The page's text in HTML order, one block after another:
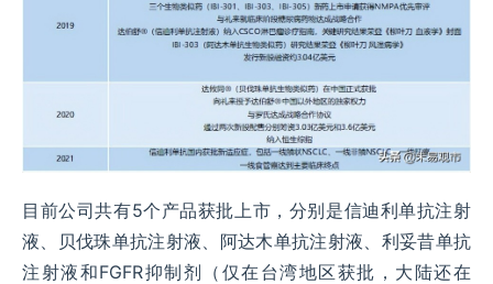
目前公司共有5个产品获批上市，分别是信迪利单抗注射
液、贝伐珠单抗注射液、阿达木单抗注射液、利妥昔单抗
注射液和FGFR抑制剂（仅在台湾地区获批，大陆还在